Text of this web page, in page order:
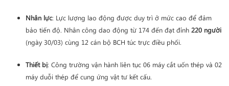
Nhân lực: Lực lượng lao động được duy trì ở mức cao để đảm
bảo tiến độ. Nhân công dao động từ 174 đến đạt đỉnh 220 người
(ngày 30/03) cùng 12 cán bộ BCH túc trực điều phối.
Thiết bị: Công trường vận hành liên tục 06 máy cắt uốn thép và 02
máy duỗi thép để cung ứng vật tư kết cấu.